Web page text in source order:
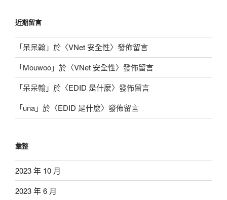
近期留言
「呆呆翰」於〈VNet 安全性〉發佈留言
「Mouwoo」於〈VNet 安全性〉發佈留言
「呆呆翰」於〈EDID 是什麼〉發佈留言
「una」於〈EDID 是什麼〉發佈留言
彙整
2023 年 10 月
2023 年 6 月